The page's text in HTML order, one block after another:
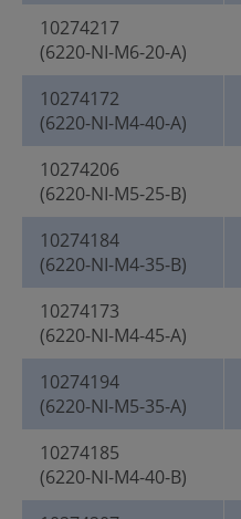
10274217
(6220-NI-M6-20-A)
10274172
(6220-NI-M4-40-A)
10274206
(6220-NI-M5-25-B)
10274184
(6220-NI-M4-35-B)
10274173
(6220-NI-M4-45-A)
10274194
(6220-NI-M5-35-A)
10274185
(6220-NI-M4-40-B)